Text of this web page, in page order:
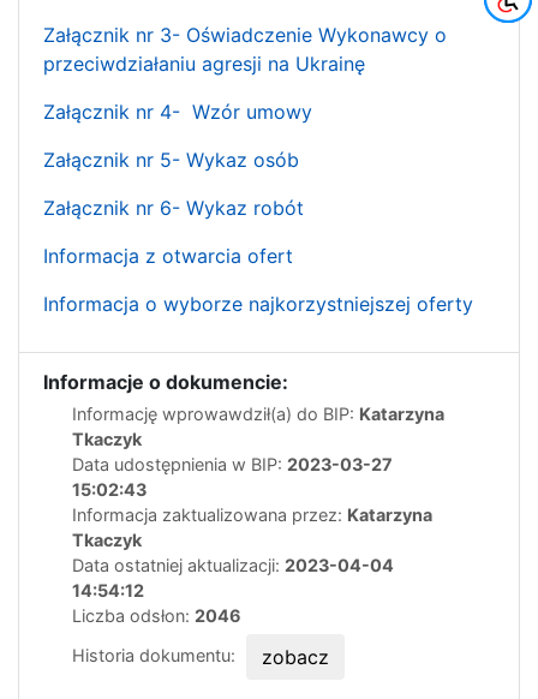
Załącznik nr 3- Oświadczenie Wykonawcy o
przeciwdziałaniu agresji na Ukrainę
Załącznik nr 4- Wzór umowy
Załącznik nr 5- Wykaz osób
Załącznik nr 6- Wykaz robót
Informacja z otwarcia ofert
Informacja o wyborze najkorzystniejszej oferty
Informacje o dokumencie:
Informację wprowawdził(a) do BIP: Katarzyna
Tkaczyk
Data udostępnienia w BIP: 2023-03-27
15:02:43
Informacja zaktualizowana przez: Katarzyna
Tkaczyk
Data ostatniej aktualizacji: 2023-04-04
14:54:12
Liczba odsłon: 2046
Historia dokumentu:
zobacz